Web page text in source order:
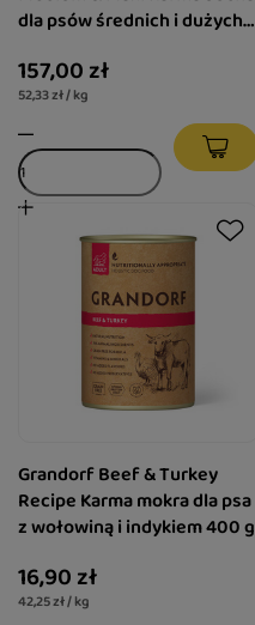
dla psów średnich i dużych
sierści lub skłonnych do
alergii Łosoś 3kg
157,00 zł
52,33 zł / kg
Grandorf Beef & Turkey
Recipe Karma mokra dla psa
z wołowiną i indykiem 400 g
16,90 zł
42,25 zł / kg